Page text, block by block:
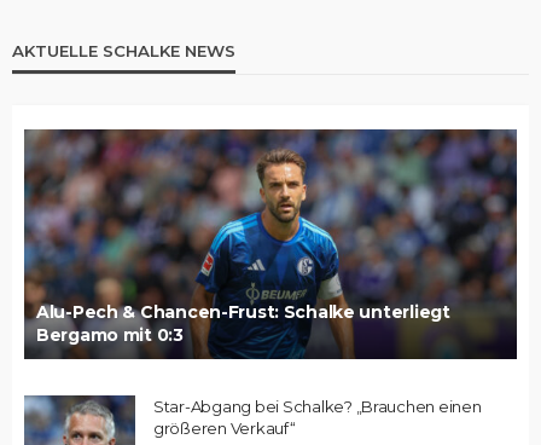
AKTUELLE SCHALKE NEWS
Alu-Pech & Chancen-Frust: Schalke unterliegt
Bergamo mit 0:3
Star-Abgang bei Schalke? „Brauchen einen
größeren Verkauf“